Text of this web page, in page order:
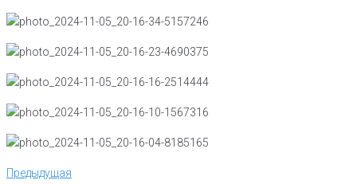
Навигация
по
Предыдущая
Предыдущая